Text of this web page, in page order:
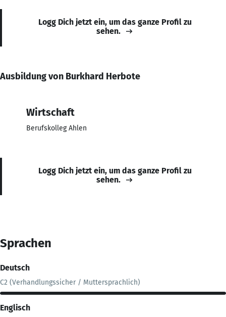
Logg Dich jetzt ein, um das ganze Profil zu
sehen.
Ausbildung von Burkhard Herbote
Wirtschaft
Berufskolleg Ahlen
Logg Dich jetzt ein, um das ganze Profil zu
sehen.
Sprachen
Deutsch
C2 (Verhandlungssicher / Muttersprachlich)
Englisch